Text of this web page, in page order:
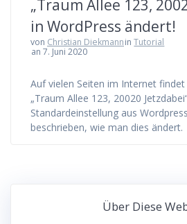
„Traum Allee 123,
in WordPress ändert!
von Christian DiekmanninTutorial
an 7. Juni 2020
Auf vielen Seiten im Internet
„Traum Allee 123, 20020
Standardeinstellung aus
beschrieben, wie man dies ändert.
Über Diese